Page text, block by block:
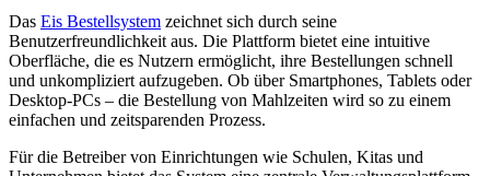
Das Eis Bestellsystem zeichnet sich durch seine
Benutzerfreundlichkeit aus. Die Plattform bietet eine intuitive
Oberfläche, die es Nutzern ermöglicht, ihre Bestellungen schnell
und unkompliziert aufzugeben. Ob über Smartphones, Tablets oder
Desktop-PCs – die Bestellung von Mahlzeiten wird so zu einem
einfachen und zeitsparenden Prozess.
Für die Betreiber von Einrichtungen wie Schulen, Kitas und